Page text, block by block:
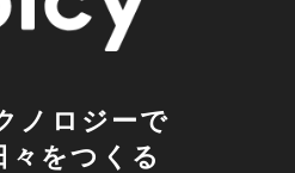
ノロジーで
々をつくる